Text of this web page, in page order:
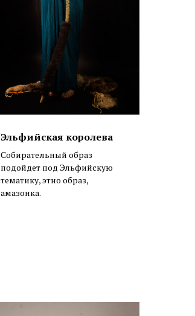
Эльфийская королева
Собирательный образ
подойдет под Эльфийскую
тематику, этно образ,
амазонка.